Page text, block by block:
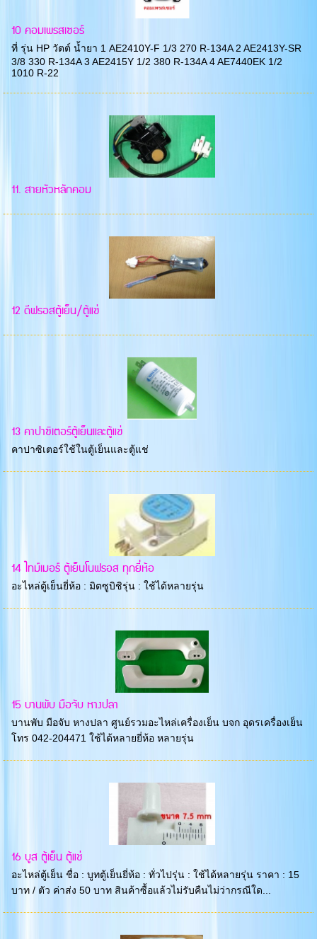
10 คอมเพรสเซอร์
ที่ รุ่น HP วัตต์ น้ำยา 1 AE2410Y-F 1/3 270 R-134A 2 AE2413Y-SR
3/8 330 R-134A 3 AE2415Y 1/2 380 R-134A 4 AE7440EK 1/2
1010 R-22
11. สายหัวหลักคอม
12 ดีฟรอสตู้เย็น/ตู้แช่
13 คาปาซิเตอร์ตู้เย็นและตู้แช่
คาปาซิเตอร์ใช้ในตู้เย็นและตู้แช่
14 ไทม์เมอร์ ตู้เย็นโนฟรอส ทุกยี่ห้อ
อะไหล่ตู้เย็นยี่ห้อ : มิตซูบิชิรุ่น : ใช้ได้หลายรุ่น
15 บานพับ มือจับ หางปลา
บานพับ มือจับ หางปลา ศูนย์รวมอะไหล่เครื่องเย็น บจก อุดรเครื่องเย็น
โทร 042-204471 ใช้ได้หลายยี่ห้อ หลายรุ่น
16 บูส ตู้เย็น ตู้แช่
อะไหล่ตู้เย็น ชื่อ : บูทตู้เย็นยี่ห้อ : ทั่วไปรุ่น : ใช้ได้หลายรุ่น ราคา : 15
บาท / ตัว ค่าส่ง 50 บาท สินค้าซื้อแล้วไม่รับคืนไม่ว่ากรณีใด...